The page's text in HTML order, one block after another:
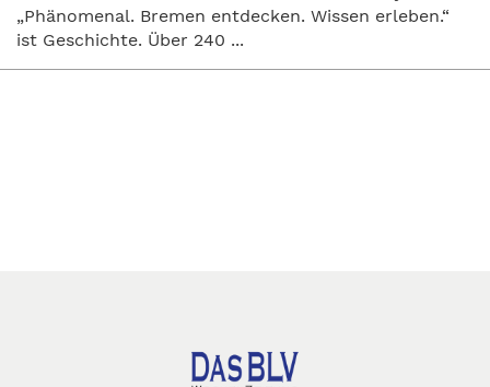
„Phänomenal. Bremen entdecken. Wissen erleben.“
ist Geschichte. Über 240 ...